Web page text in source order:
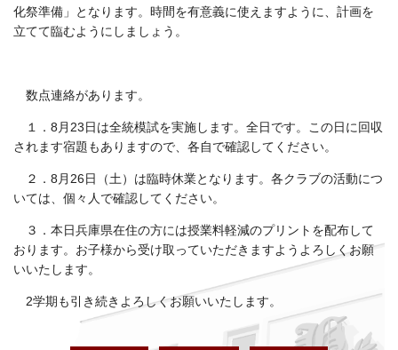
化祭準備」となります。時間を有意義に使えますように、計画を
立てて臨むようにしましょう。
数点連絡があります。
１．8月23日は全統模試を実施します。全日です。この日に回収
されます宿題もありますので、各自で確認してください。
２．8月26日（土）は臨時休業となります。各クラブの活動につ
いては、個々人で確認してください。
３．本日兵庫県在住の方には授業料軽減のプリントを配布して
おります。お子様から受け取っていただきますようよろしくお願
いいたします。
2学期も引き続きよろしくお願いいたします。